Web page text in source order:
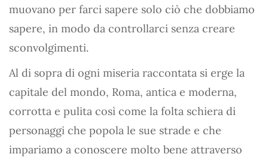
muovano per farci sapere solo ciò che dobbiamo
sapere, in modo da controllarci senza creare
sconvolgimenti.
Al di sopra di ogni miseria raccontata si erge la
capitale del mondo, Roma, antica e moderna,
corrotta e pulita così come la folta schiera di
personaggi che popola le sue strade e che
impariamo a conoscere molto bene attraverso